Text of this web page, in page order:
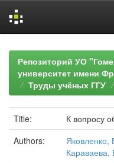
navigationРепозиторий УО
университет имени
Труды учёных ГГУ
Title:
К вопросу
Authors:
Яковленко,